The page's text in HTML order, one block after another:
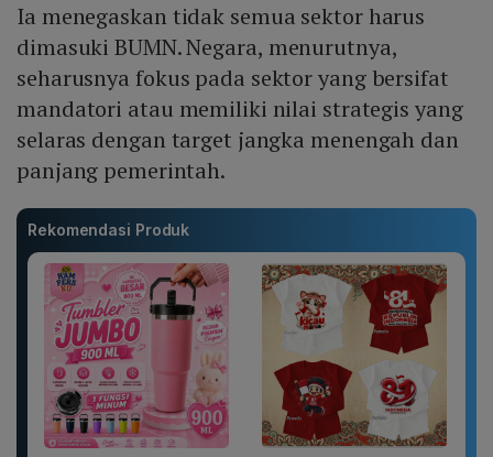
Ia menegaskan tidak semua sektor harus
dimasuki BUMN. Negara, menurutnya,
seharusnya fokus pada sektor yang bersifat
mandatori atau memiliki nilai strategis yang
selaras dengan target jangka menengah dan
panjang pemerintah.
Rekomendasi Produk